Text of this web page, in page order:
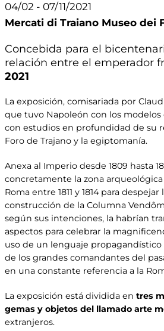
04/02 - 07/11/2021
Mercati di Traiano Museo dei
Concebida para el
relación entre el emperador
2021
La exposición, comisariada por
que tuvo Napoleón con los
con estudios en profundidad de su
Foro de Trajano y la egiptomanía.
Anexa al Imperio desde 1809 hasta
concretamente la zona
Roma entre 1811 y 1814 para
construcción de la Columna
según sus intenciones, la habrían
aspectos para celebrar la
uso de un lenguaje
de los grandes comandantes del
en una constante referencia a la
La exposición está dividida en tres
gemas y objetos del llamado arte
extranjeros.